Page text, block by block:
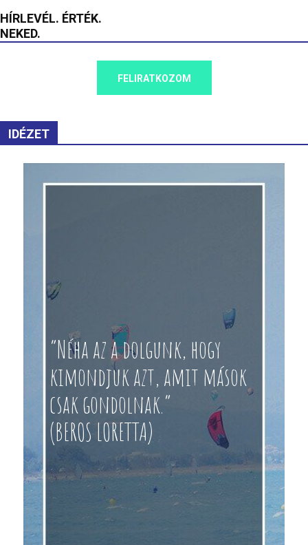
HÍRLEVÉL. ÉRTÉK.
NEKED.
FELIRATKOZOM
IDÉZET
“Néha az a dolgunk, hogy
kimondjuk azt, amit mások
csak gondolnak.”
(BEROS LORETTA)